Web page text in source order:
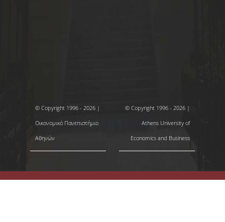
© Copyright 1996 - 2026 |
Οικονομικό Πανεπιστήμιο
Αθηνών
© Copyright 1996 - 2026 |
Athens University of
Economics and Business